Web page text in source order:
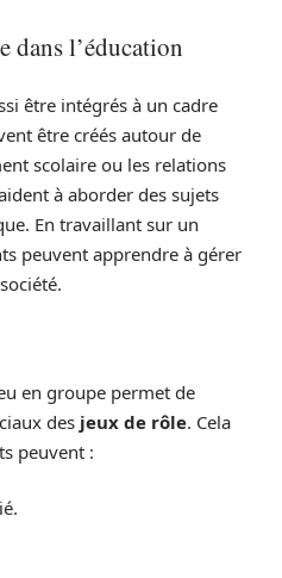
dans l’éducation
être intégrés à un cadre
être créés autour de
scolaire ou les relations
à aborder des sujets
En travaillant sur un
peuvent apprendre à gérer
en groupe permet de
des jeux de rôle. Cela
peuvent :